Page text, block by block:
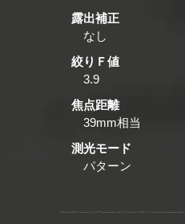
露出補正
なし
絞りＦ値
3.9
焦点距離
39mm相当
測光モード
パターン